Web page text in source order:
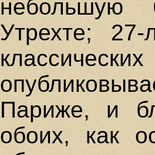
Утрехте;
Париже, и
обоих, как